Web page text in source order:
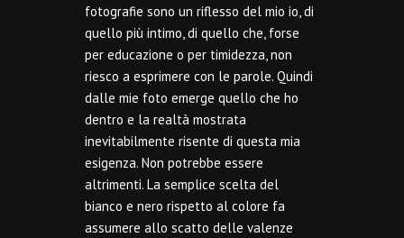
fotografie sono un riflesso del mio io, di
quello più intimo, di quello che, forse
per educazione o per timidezza, non
riesco a esprimere con le parole. Quindi
dalle mie foto emerge quello che ho
dentro e la realtà mostrata
inevitabilmente risente di questa mia
esigenza. Non potrebbe essere
altrimenti. La semplice scelta del
bianco e nero rispetto al colore fa
assumere allo scatto delle valenze